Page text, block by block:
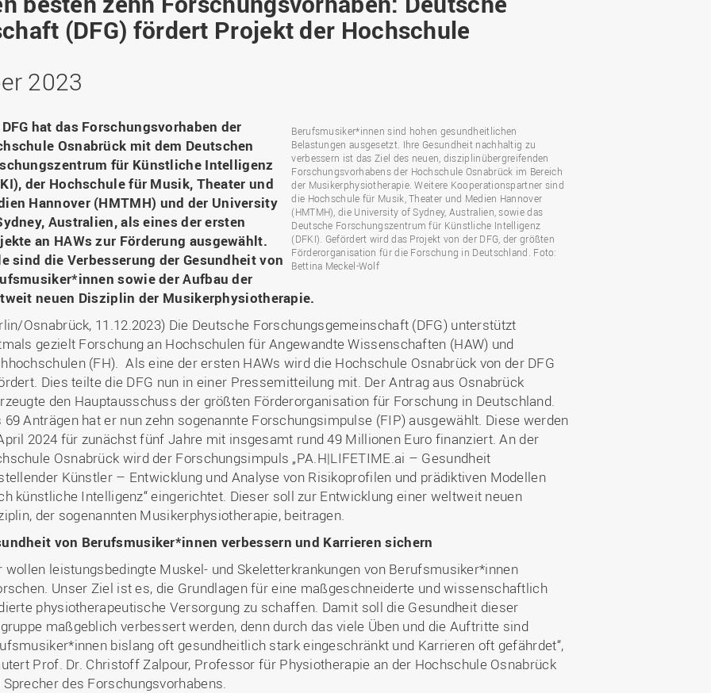
und
Informationen für
Förderung internationaler
(FIT) in Osnabrück
Studienorganisation
LearningCenter
Career Services
Mobilität
Das bietet Lingen
Internationalisierung in der
Center
Hochschulbüro
GROWTH - Innovative
Hochschule
Gründungen | Start-Ups
Transfer in die Gesellschaft
AKTUELLES
Fachtagungen
Ausschreibungen zu
Förderungen und Preisen
Forschungsbericht
in
NETZWERKE
UAS7
Weiterbildungsverbund
Osnabrück
Informatik (IuI)
Kultur und
Technik (MKT, Campus
Wirtschafts- und
(WiSo)
Vertretungen und
Beauftragte
Amtsblatt
Personensuche
(DFG) fördert Projekt der Hochschule
2023
Berufsmusiker*innen sind hohen gesundheitlichen
Belastungen ausgesetzt. Ihre Gesundheit nachhaltig zu
verbessern ist das Ziel des neuen, disziplinübergreifenden
Forschungsvorhabens der Hochschule Osnabrück im Bereich
der Musikerphysiotherapie. Weitere Kooperationspartner sind
die Hochschule für Musik, Theater und Medien Hannover
(HMTMH), die University of Sydney, Australien, sowie das
Deutsche Forschungszentrum für Künstliche Intelligenz
(DFKI). Gefördert wird das Projekt von der DFG, der größten
Förderorganisation für die Forschung in Deutschland. Foto:
Bettina Meckel-Wolf
hat das Forschungsvorhaben der
Osnabrück mit dem Deutschen
für Künstliche Intelligenz
der Hochschule für Musik, Theater und
Hannover (HMTMH) und der University
Australien, als eines der ersten
an HAWs zur Förderung ausgewählt.
sind die Verbesserung der Gesundheit von
sowie der Aufbau der
neuen Disziplin der Musikerphysiotherapie.
Osnabrück, 11.12.2023) Die Deutsche Forschungsgemeinschaft (DFG) unterstützt
gezielt Forschung an Hochschulen für Angewandte Wissenschaften (HAW) und
(FH). Als eine der ersten HAWs wird die Hochschule Osnabrück von der DFG
Dies teilte die DFG nun in einer Pressemitteilung mit. Der Antrag aus Osnabrück
den Hauptausschuss der größten Förderorganisation für Forschung in Deutschland.
69 Anträgen hat er nun zehn sogenannte Forschungsimpulse (FIP) ausgewählt. Diese werden
2024 für zunächst fünf Jahre mit insgesamt rund 49 Millionen Euro finanziert. An der
Osnabrück wird der Forschungsimpuls „PA.H|LIFETIME.ai – Gesundheit
Künstler – Entwicklung und Analyse von Risikoprofilen und prädiktiven Modellen
künstliche Intelligenz“ eingerichtet. Dieser soll zur Entwicklung einer weltweit neuen
der sogenannten Musikerphysiotherapie, beitragen.
von Berufsmusiker*innen verbessern und Karrieren sichern
wollen leistungsbedingte Muskel- und Skeletterkrankungen von Berufsmusiker*innen
Unser Ziel ist es, die Grundlagen für eine maßgeschneiderte und wissenschaftlich
physiotherapeutische Versorgung zu schaffen. Damit soll die Gesundheit dieser
maßgeblich verbessert werden, denn durch das viele Üben und die Auftritte sind
bislang oft gesundheitlich stark eingeschränkt und Karrieren oft gefährdet“,
Prof. Dr. Christoff Zalpour, Professor für Physiotherapie an der Hochschule Osnabrück
Sprecher des Forschungsvorhabens.